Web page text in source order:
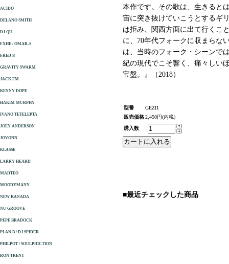
本作です。その歌は、生きると
宙に突き抜けていこうとするギ
は拒み、関西方面に出て行くこ
に、70年代フォークに収まらな
は、当時のフォーク・シーンで
紀の現代でこそ響く、痛々しい
宝盤。』（2018）
型番
GEZI1
販売価格2,450円(内税)
購入数
■最近チェックした商品
ACIDO
DELANO SMITH
DJ QU
FXHE / OMAR-S
FRED P.
GRAVITY SWARM
JACK FM
KENNY DOPE
HAKIM MURPHY
IVANO TETELEPTA
JOEY ANDERSON
JOVONN
KLASSE
LARRY HEARD
MADTEO
MOODYMANN
NEW KANADA
NU GROOVE
PEPE BRADOCK
PLAN B / DJ SPIDER
PHILPOT / SOULPHICTION
RON TRENT